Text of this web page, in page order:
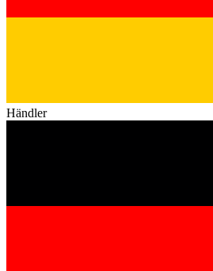
Händler